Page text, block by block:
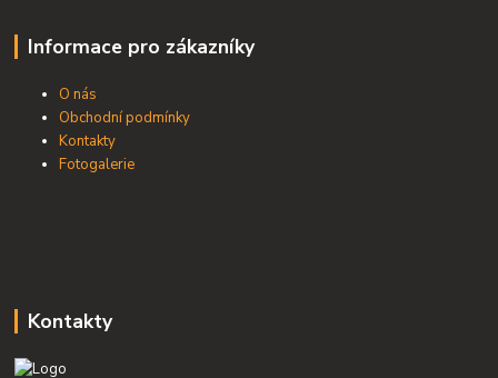
Informace pro zákazníky
O nás
Obchodní podmínky
Kontakty
Fotogalerie
Kontakty